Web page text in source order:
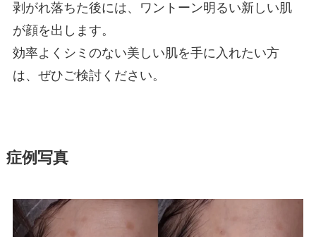
剥がれ落ちた後には、ワントーン明るい新しい肌
が顔を出します。
効率よくシミのない美しい肌を手に入れたい方
は、ぜひご検討ください。
症例写真